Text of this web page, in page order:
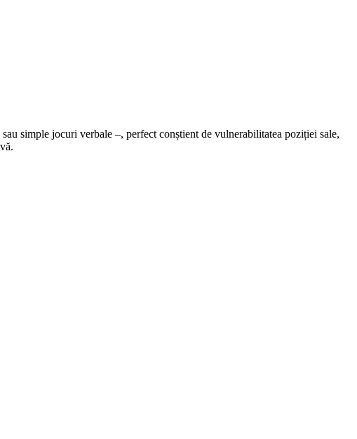
simple jocuri verbale –, perfect conștient de vulnerabilitatea poziției sale,